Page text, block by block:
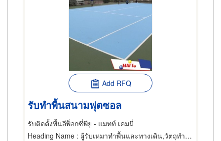
Add RFQ
รับทำพื้นสนามฟุตซอล
รับติดตั้งพื้นอีพ็อกซี่พียู - แมทท์ เคมมี่
Heading Name : ผู้รับเหมาทำพื้นและทางเดิน,วัตถุทำพื้น,ผู้จำหน่ายและรับเหมาปูวัสดุปูพื้น